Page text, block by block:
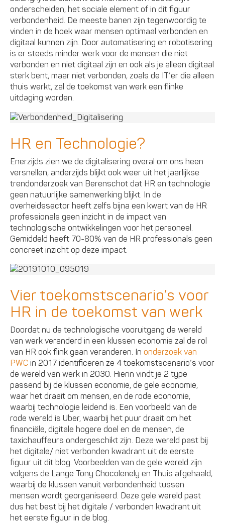
onderscheiden, het sociale element of in dit figuur
verbondenheid. De meeste banen zijn tegenwoordig te
vinden in de hoek waar mensen optimaal verbonden en
digitaal kunnen zijn. Door automatisering en robotisering
is er steeds minder werk voor de mensen die niet
verbonden en niet digitaal zijn en ook als je alleen digitaal
sterk bent, maar niet verbonden, zoals de IT’er die alleen
thuis werkt, zal de toekomst van werk een flinke
uitdaging worden.
HR en Technologie?
Enerzijds zien we de digitalisering overal om ons heen
versnellen, anderzijds blijkt ook weer uit het jaarlijkse
trendonderzoek van Berenschot dat HR en technologie
geen natuurlijke samenwerking blijkt. In de
overheidssector heeft zelfs bijna een kwart van de HR
professionals geen inzicht in de impact van
technologische ontwikkelingen voor het personeel.
Gemiddeld heeft 70-80% van de HR professionals geen
concreet inzicht op deze impact.
Vier toekomstscenario’s voor
HR in de toekomst van werk
Doordat nu de technologische vooruitgang de wereld
van werk veranderd in een klussen economie zal de rol
van HR ook flink gaan veranderen. Inonderzoek van
PWCin 2017 identificeren ze 4 toekomstscenario’s voor
de wereld van werk in 2030. Hierin vindt je 2 type
passend bij de klussen economie, de gele economie,
waar het draait om mensen, en de rode economie,
waarbij technologie leidend is. Een voorbeeld van de
rode wereld is Uber, waarbij het puur draait om het
financiële, digitale hogere doel en de mensen, de
taxichauffeurs ondergeschikt zijn. Deze wereld past bij
het digitale/ niet verbonden kwadrant uit de eerste
figuur uit dit blog. Voorbeelden van de gele wereld zijn
volgens de Lange Tony Chocolenely en Thuis afgehaald,
waarbij de klussen vanuit verbondenheid tussen
mensen wordt georganiseerd. Deze gele wereld past
dus het best bij het digitale / verbonden kwadrant uit
het eerste figuur in de blog.